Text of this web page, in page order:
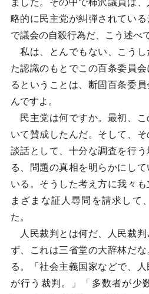
ました。その中で柿沢議員は
略的に民主党が糾弾されてい
で議会の自殺行為だ、こう述べ
私は、とんでもない、こうし
た認識のもとでこの百条委員
るということは、断固百条委
んですよ。
民主党は何ですか。最初、こ
いて賛成したんだ。そして、
談話として、十分な調査を行
る、問題の真相を明らかにし
いる。そうした考え方に我々
まざまな証人尋問を請求して
た。
人民裁判とは何だ、人民裁判
ず、これは三省堂の大辞林だ
る。「社会主義国家などで、
が行う裁判。」「多数者が少